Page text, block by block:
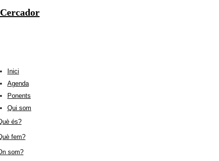
Cercador
Inici
Agenda
Ponents
Qui som
és?
fem?
som?